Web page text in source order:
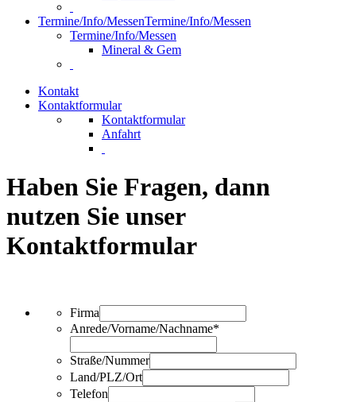
Termine/Info/MessenTermine/Info/Messen
Termine/Info/Messen
Mineral & Gem
Kontakt
Kontaktformular
Kontaktformular
Anfahrt
Haben Sie Fragen, dann
nutzen Sie unser
Kontaktformular
Firma
Anrede/Vorname/Nachname*
Straße/Nummer
Land/PLZ/Ort
Telefon